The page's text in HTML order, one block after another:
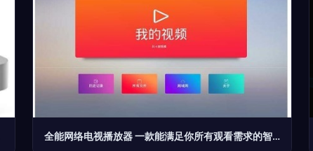
全能网络电视播放器 一款能满足你所有观看需求的智能神器